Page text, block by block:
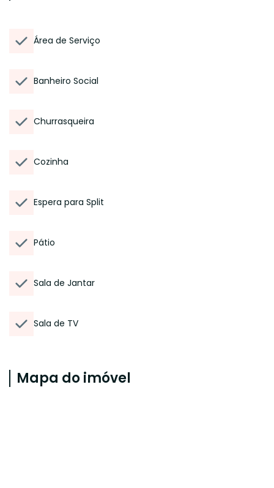
Área de Serviço
Banheiro Social
Churrasqueira
Cozinha
Espera para Split
Pátio
Sala de Jantar
Sala de TV
Mapa do imóvel